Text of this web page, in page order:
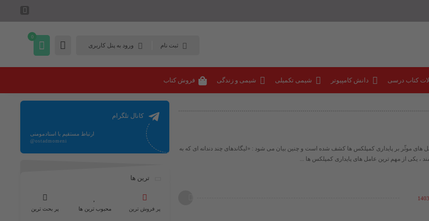
ثبت نام ورود به پنل کاربری
0
کتاب درسی دانش کامپیوتر شیمی تکمیلی شیمی و زندگی فروش کتاب
های موثّر بر پایداری کمپلکس ها کشف شده است و چنین بیان می شود : «لیگاندهای چند دندانه ای که به
، یکی از مهم ترین عامل های پایداری کمپلکس ها ...
کانال تلگرام
ارتباط مستقیم با استادمومنی
@ostadmomeni
ترین ها
پر فروش ترین محبوب ترین ها پر بحث ترین